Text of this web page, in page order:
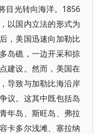
目光转向海洋。1856
以国内立法的形式为
，美国迅速向加勒比
岛礁，一边开采和掠
建设。然而，美国在
导致与加勒比海沿岸
议。这其中既包括岛
年岛、斯旺岛、弗拉
卡多尔浅滩、塞拉纳